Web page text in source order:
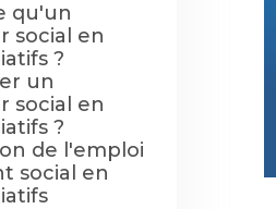
qu'un
social en
?
un
social en
?
de l'emploi
social en